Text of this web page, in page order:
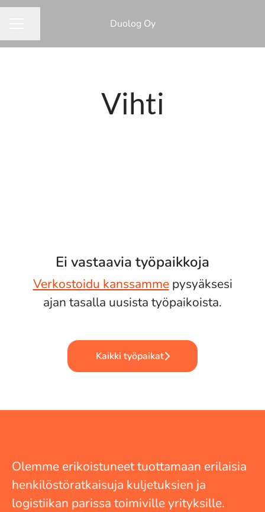
Duolog Oy
Vihti
Ei vastaavia työpaikkoja
Verkostoidu kanssammepysyäksesi
ajan tasalla uusista työpaikoista.
Kaikki työpaikat
Olemme erikoistuneet tuottamaan erilaisia
henkilöstöratkaisuja kuljetuksien ja
logistiikan parissa toimiville yrityksille.